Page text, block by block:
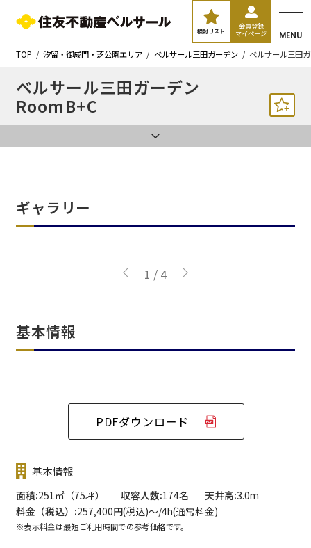
検討リスト
会員登録
マイページ
MENU
TOP
汐留・御成門・芝公園エリア ベルサール三田ガーデン ベルサール三田
ベルサール三田ガーデン
RoomB+C
ギャラリー
1 / 4
基本情報
PDFダウンロード
基本情報
面積 251㎡（75坪） 収容人数 174名 天井高 3.0m
料金（税込）
257,400円(税込)〜/4h(通常料金)
※表示料金は最短ご利用時間での参考価格です。